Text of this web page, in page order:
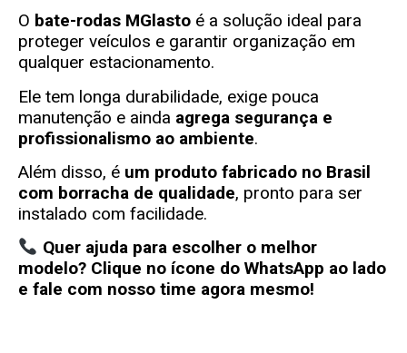
O bate-rodas MGlasto é a solução ideal para
proteger veículos e garantir organização em
qualquer estacionamento.
Ele tem longa durabilidade, exige pouca
manutenção e ainda agrega segurança e
profissionalismo ao ambiente.
Além disso, é um produto fabricado no Brasil
com borracha de qualidade, pronto para ser
instalado com facilidade.
Quer ajuda para escolher o melhor
modelo? Clique no ícone do WhatsApp ao lado
e fale com nosso time agora mesmo!